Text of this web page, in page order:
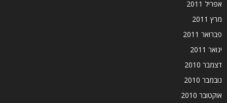
אפריל 2011
מרץ 2011
פברואר 2011
ינואר 2011
דצמבר 2010
נובמבר 2010
אוקטובר 2010